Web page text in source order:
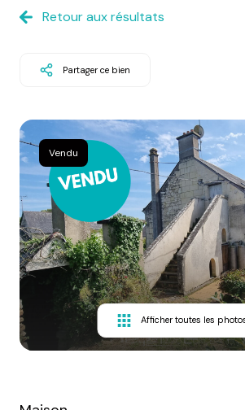
LOCATIONS
NOTRE
Retour aux résultats
Partager ce bien
Vendu
Afficher toutes les